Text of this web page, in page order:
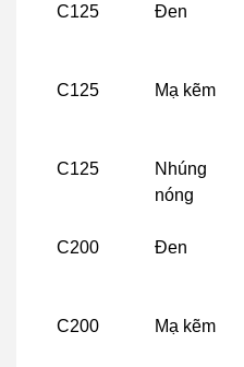
C125 Đen
C125 Mạ kẽm
C125
Nhúng
nóng
C200 Đen
C200 Mạ kẽm